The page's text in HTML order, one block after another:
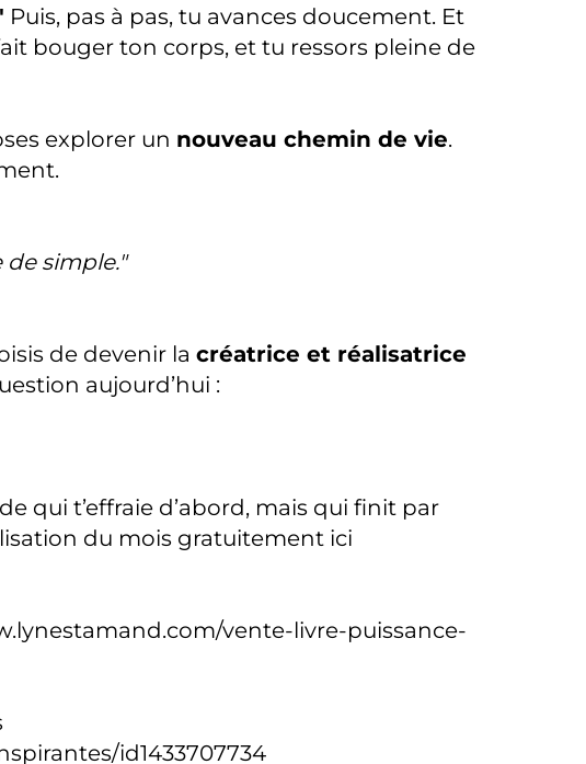
Puis, pas à pas, tu avances doucement. Et
bouger ton corps, et tu ressors pleine de
explorer un nouveau chemin de vie.
simple."
de devenir la créatrice et réalisatrice
aujourd’hui :
qui t’effraie d’abord, mais qui finit par
du mois gratuitement ici
vente-livre-puissance-
id1433707734